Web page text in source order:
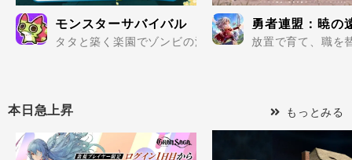
モンスターサバイバル
タタと築く楽園でゾンビの波を迎え撃て..
勇者連盟：暁の
放置で育て、職を
本日急上昇 もっとみる